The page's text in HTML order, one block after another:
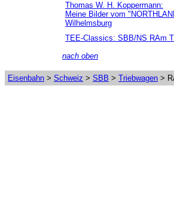
Thomas W. H. Koppermann:
Meine Bilder vom
Wilhelmsburg
TEE-Classics: SBB/NS RAm
nach oben
Eisenbahn > Schweiz > SBB > Triebwagen >